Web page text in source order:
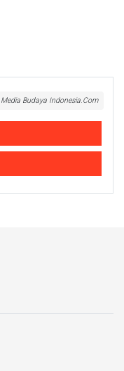
Budaya Indonesia.Com